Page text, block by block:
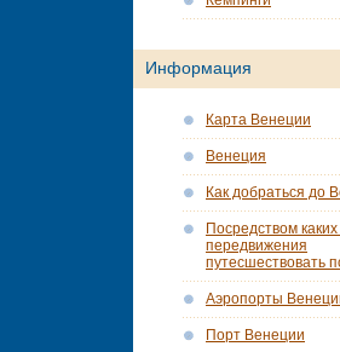
Информация
Карта Венеции
Венеция
Как добраться до
Посредством
передвижения
путесшествовать
Аэропорты
Порт Венеции